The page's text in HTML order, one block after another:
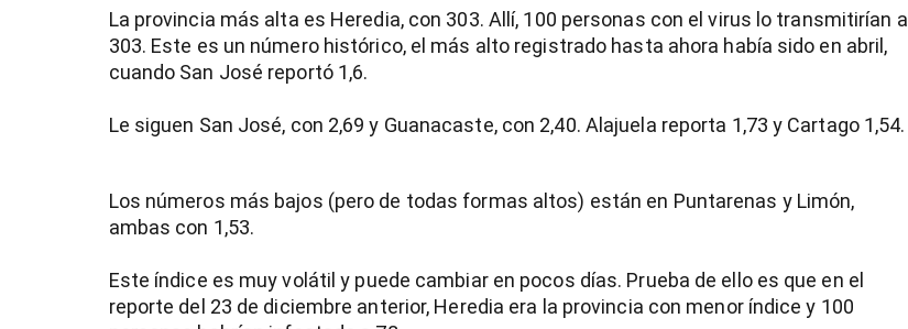
La provincia más alta es Heredia, con 303. Allí, 100 personas con el virus lo transmitirían a
303. Este es un número histórico, el más alto registrado hasta ahora había sido en abril,
cuando San José reportó 1,6.
Le siguen San José, con 2,69 y Guanacaste, con 2,40. Alajuela reporta 1,73 y Cartago 1,54.
Los números más bajos (pero de todas formas altos) están en Puntarenas y Limón,
ambas con 1,53.
Este índice es muy volátil y puede cambiar en pocos días. Prueba de ello es que en el
reporte del 23 de diciembre anterior, Heredia era la provincia con menor índice y 100